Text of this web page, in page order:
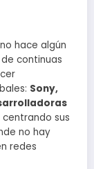
hace algún
continuas
Sony,
centrando sus
no hay
redes